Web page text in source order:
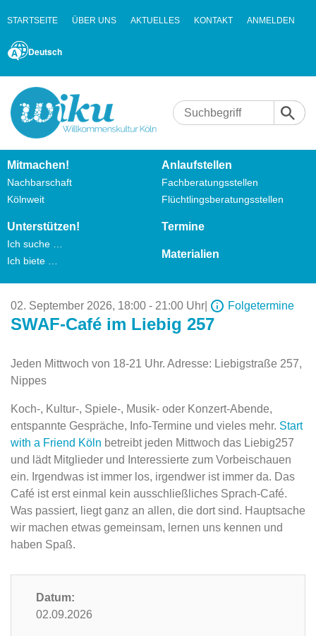
STARTSEITE ÜBER UNS AKTUELLES KONTAKT ANMELDEN
Deutsch
Mitmachen!
Nachbarschaft
Kölnweit
Anlaufstellen
Fachberatungsstellen
Flüchtlingsberatungsstellen
Unterstützen!
Ich suche …
Ich biete …
Termine
Materialien
02. September 2026, 18:00 - 21:00 Uhr Folgetermine
SWAF-Café im Liebig 257
Jeden Mittwoch von 18-21 Uhr. Adresse: Liebigstraße 257,
Nippes
Koch-, Kultur-, Spiele-, Musik- oder Konzert-Abende,
entspannte Gespräche, Info-Termine und vieles mehr. Start
with a Friend Köln betreibt jeden Mittwoch das Liebig257
und lädt Mitglieder und Interessierte zum Vorbeischauen
ein. Irgendwas ist immer los, irgendwer ist immer da. Das
Café ist erst einmal kein ausschließliches Sprach-Café.
Was passiert, liegt ganz an allen, die dort sind. Hauptsache
wir machen etwas gemeinsam, lernen uns kennen und
haben Spaß.
Datum:
02.09.2026